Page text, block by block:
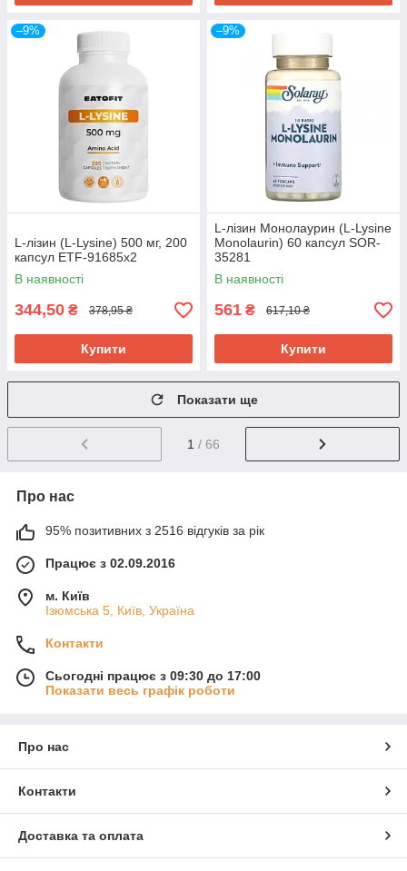
–9%
L-лізин (L-Lysine) 500 мг, 200
капсул ETF-91685х2
В наявності
344,50 ₴ 378,95 ₴
Купити
–9%
L-лізин Монолаурин (L-Lysine
Monolaurin) 60 капсул SOR-
35281
В наявності
561 ₴ 617,10 ₴
Купити
Показати ще
1 / 66
Про нас
95% позитивних з 2516 відгуків за рік
Працює з 02.09.2016
м. Київ
Ізюмська 5, Київ, Україна
Контакти
Сьогодні працює з 09:30 до 17:00
Показати весь графік роботи
Про нас
Контакти
Доставка та оплата